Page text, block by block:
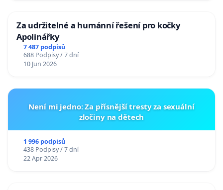
Za udržitelné a humánní řešení pro kočky
Apolinářky
7 487 podpisů
688 Podpisy / 7 dní
10 Jun 2026
Není mi jedno: Za přísnější tresty za sexuální
zločiny na dětech
1 996 podpisů
438 Podpisy / 7 dní
22 Apr 2026